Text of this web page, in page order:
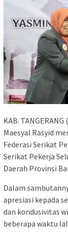
KAB.
Maesyal Rasyid
Federasi Serikat
Serikat Pekerja
Daerah Provinsi
Dalam
apresiasi kepada
dan kondusivitas
beberapa waktu